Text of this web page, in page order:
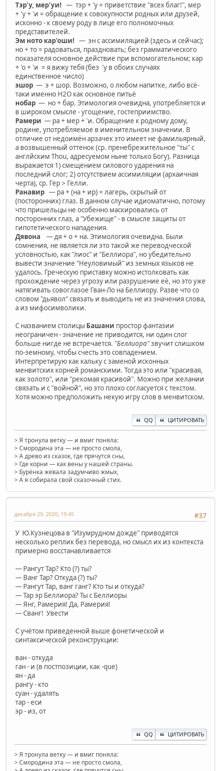
Тэр'у, мер'уи! — тэр + 'у = приветствие "всех благ!", мер
+ 'у + 'и = обращение к совокупности родных или друзей,
исконно - к своему роду в лице его полномочных
представителей.
Эм ното кар'оши! — эн с ассимиляцией (здесь и сейчас);
но + то = радоваться, праздновать; без грамматического
показателя основное действие при вспомогательном; кар
+ 'о + 'и = я вижу тебя (без 'у в обоих случаях
единственное число)
эшор — э + шор. Возможно, о любом напитке, либо всё-
таки именно H2O как основное питьё
нобар — но + бар. Этимология очевидна, употребляется и
в широком смысле - угощение, гостеприимство.
Рамери — ра + мер + 'и. Обращение к родному дому,
родине, употребляемое в именительном значении. В
отличие от недоимён арзачек это имеет не фамильярный,
а возвышенный оттенок (ср. пренебрежительное "ты" с
англйским Thou, адресуемом ныне только Богу). Разница
выражается 1) смещением силового ударения на
последний слог; 2) отсутствием ассимиляции (архаичная
черта), ср. Гер > Гелли.
Ранавир — ра + (на + ир) = лагерь, скрытый от
(посторонних) глаз. В данном случае идиоматично, потому
что пришельцы не особенно маскировались от
посторонних глаз, а "Убежище" - в смысле защиты от
гипотетического нападения.
Дявона — дя + о + на. Этимология очевидна. Были
сомнения, не является ли это такой же переводческой
условностью, как "лиос" и "Беллиора", но убедительно
вывести значение "Неуловимый" из земных языков не
удалось. Греческую приставку можно истолковать как
прохождение через угрозу или разрушение её, но это уже
натягивать совоглазое Гван-Ло на Беллиору. Разве что со
словом "дьявол" связать и выводить не из значения слова,
а из мифосимволики.
С названием столицы Башани простор фантазии
неограничен - значение не приводится, ни один слог
больше нигде не встречается. "Беллиора"звучит слишком
по-земному, чтобы счесть это совпадением.
Интерпретирую как кальку с заменой исконных
менвитских корней романскими. Тогда это или "красивая,
как золото", или "рекомая красивой". Можно при желании
связать и с "войной", но это плохо согласуется с текстом.
Хотя можно предположить некую игру слов в менвитском.
QQ ЦИТИРОВАТЬ
> Я тронула ветку — и вмиг поняла:
> Смородина эта — не просто смола,
> А древо из сказок, где прячутся сны,
> Где корни — как вены у нашей страны.
> Бурёнка жевала задумчиво жмых,
> А я собирала свой сказочный стих.
#37
декабря 29, 2020, 19:45
У Ю.Кузнецова в "Изумрудном дожде" приводятся
несколько реплик без перевода, но смысл их из контекста
примерно восстанавливается
— Рангут Тар? Кто (?) ты?
— Ванг Тар? Откуда (?) ты?
— Рангут Тар, ванг ганг? Кто ты и откуда?
— Тар эр Беллиора? Ты с Беллиоры
— Янг, Рамерия! Да, Рамерия!
— Сванг! Увести
С учётом приведенной выше фонетической и
синтаксической реконструкции:
ван - откуда
ган - и (в постпозиции, как -que)
ян - да
рангу - кто
суан - удалять
тар - еси
эр - из, от
QQ ЦИТИРОВАТЬ
> Я тронула ветку — и вмиг поняла:
> Смородина эта — не просто смола,